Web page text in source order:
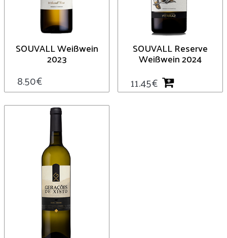
SOUVALL Weißwein
2023
8.50€
SOUVALL Reserve
Weißwein 2024
11.45€